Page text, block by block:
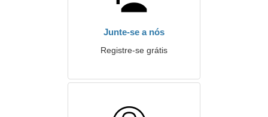
Junte-se a nós
Registre-se grátis